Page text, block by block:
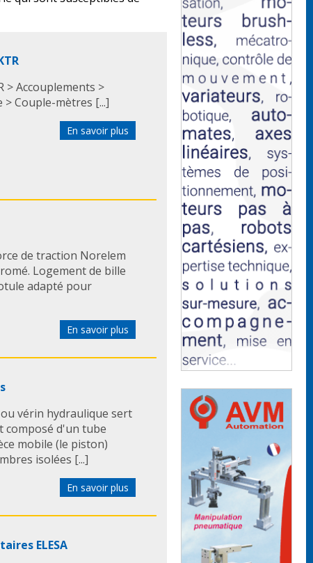
> Accouplements >
Couple-mètres [...]
En savoir plus
de traction Norelem
Logement de bille
adapté pour
En savoir plus
vérin hydraulique sert
composé d'un tube
mobile (le piston)
isolées [...]
En savoir plus
ELESA